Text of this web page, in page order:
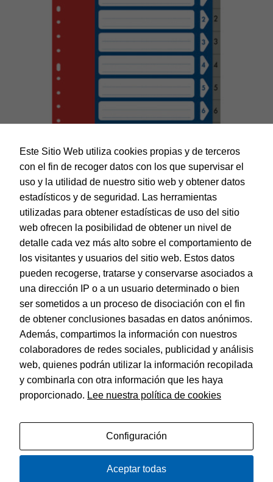
Dohe – Indice Basic A4 – 1 al 10 Gris
EAN: 8421938902372
© Dohe - Camino de Madrid, 14
28970 • Humanes de Madrid (Madrid)
ESPAÑA
Aviso legal
Política de cookies
Este Sitio Web utiliza cookies propias y de terceros
con el fin de recoger datos con los que supervisar el
uso y la utilidad de nuestro sitio web y obtener datos
estadísticos y de seguridad. Las herramientas
utilizadas para obtener estadísticas de uso del sitio
web ofrecen la posibilidad de obtener un nivel de
detalle cada vez más alto sobre el comportamiento de
los visitantes y usuarios del sitio web. Estos datos
pueden recogerse, tratarse y conservarse asociados a
una dirección IP o a un usuario determinado o bien
ser sometidos a un proceso de disociación con el fin
de obtener conclusiones basadas en datos anónimos.
Además, compartimos la información con nuestros
colaboradores de redes sociales, publicidad y análisis
web, quienes podrán utilizar la información recopilada
y combinarla con otra información que les haya
proporcionado. Lee nuestra política de cookies
Configuración
Aceptar todas